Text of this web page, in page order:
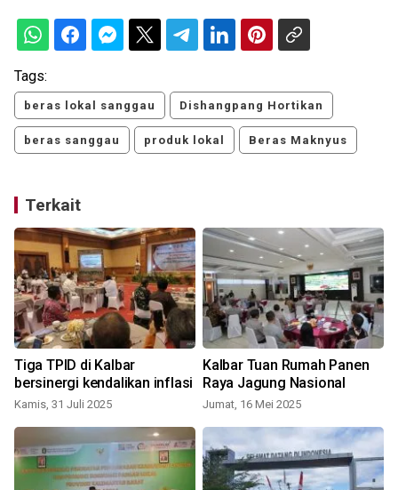
Tags:
beras lokal sanggau Dishangpang Hortikan
beras sanggau produk lokal Beras Maknyus
Terkait
Tiga TPID di Kalbar
bersinergi kendalikan inflasi
Kamis, 31 Juli 2025
Kalbar Tuan Rumah Panen
Raya Jagung Nasional
Jumat, 16 Mei 2025